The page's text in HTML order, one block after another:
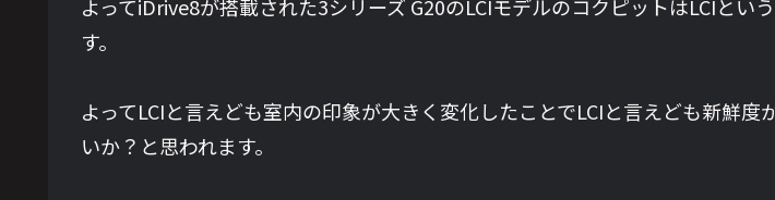
よってiDrive8が搭載された3シリーズ G20のLCIモデルのコクピットはLCIと
す。
よってLCIと言えども室内の印象が大きく変化したことでLCIと言えども新鮮
いか？と思われます。